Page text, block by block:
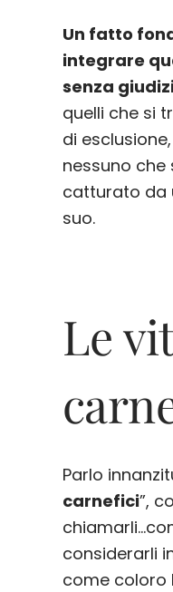
Un fatto
integrare
senza
quelli che si
di
nessuno che
catturato da
suo.
Le
Parlo
carnefici”,
considerarli
come coloro